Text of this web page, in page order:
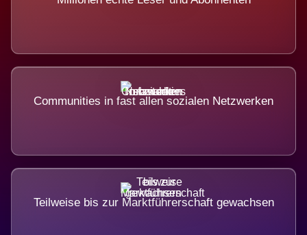
Communities in fast allen sozialen Netzwerken
Teilweise bis zur Marktführerschaft gewachsen